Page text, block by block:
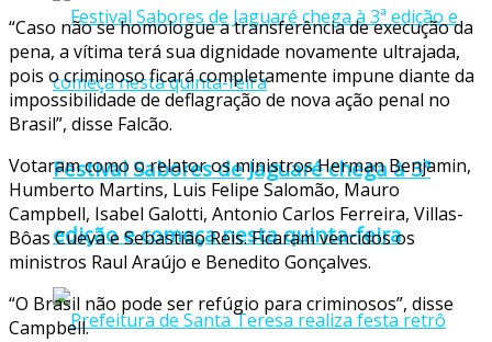
Festival Sabores de Jaguaré chega à 3ª
edição e começa nesta quinta-feira
“Caso não se homologue a transferência de execução da
pena, a vítima terá sua dignidade novamente ultrajada,
pois o criminoso ficará completamente impune diante da
impossibilidade de deflagração de nova ação penal no
Brasil”, disse Falcão.
Votaram como o relator os ministros Herman Benjamin,
Humberto Martins, Luis Felipe Salomão, Mauro
Campbell, Isabel Galotti, Antonio Carlos Ferreira, Villas-
Bôas Cueva e Sebastião Reis. Ficaram vencidos os
ministros Raul Araújo e Benedito Gonçalves.
“O Brasil não pode ser refúgio para criminosos”, disse
Campbell.